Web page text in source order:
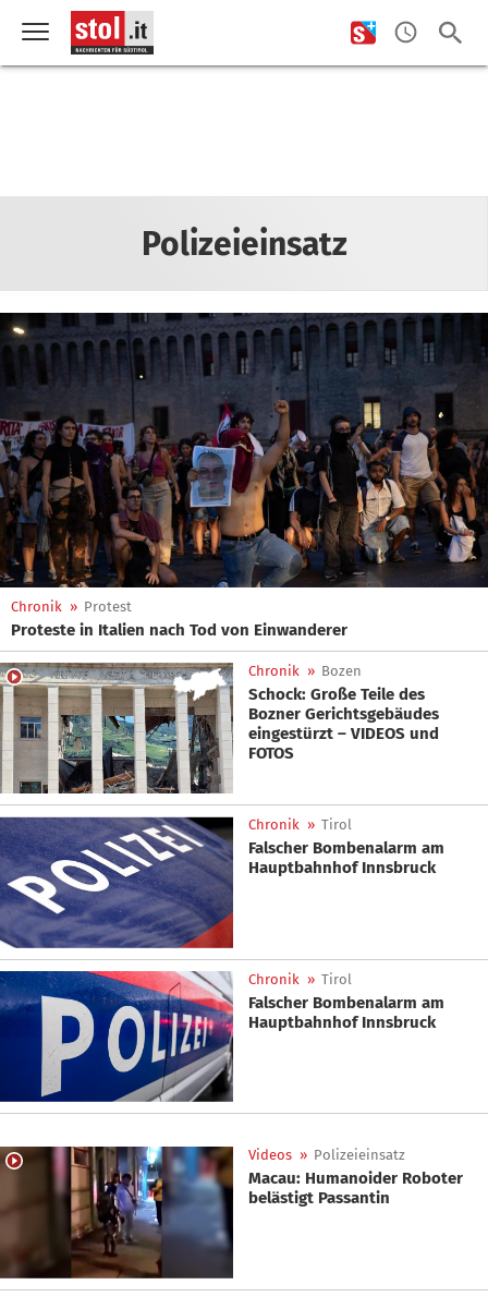
Polizeieinsatz
Chronik » Protest
Proteste in Italien nach Tod von Einwanderer
Chronik » Bozen
Schock: Große Teile des
Bozner Gerichtsgebäudes
eingestürzt – VIDEOS und
FOTOS
Chronik » Tirol
Falscher Bombenalarm am
Hauptbahnhof Innsbruck
Chronik » Tirol
Falscher Bombenalarm am
Hauptbahnhof Innsbruck
Videos » Polizeieinsatz
Macau: Humanoider Roboter
belästigt Passantin